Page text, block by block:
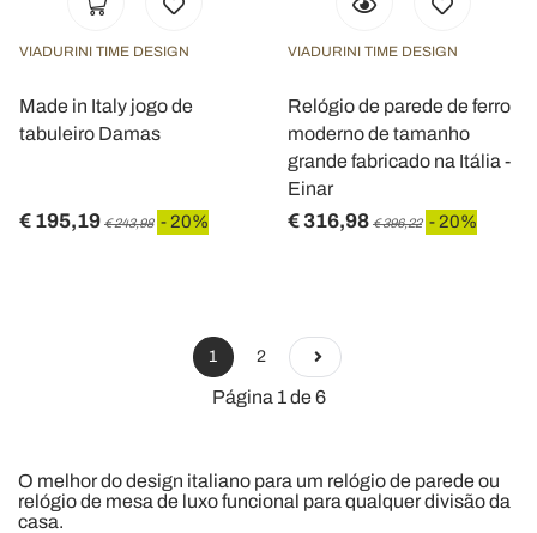
VIADURINI TIME DESIGN
Made in Italy jogo de
tabuleiro Damas
€ 195,19 € 243,98 - 20%
VIADURINI TIME DESIGN
Relógio de parede de ferro
moderno de tamanho
grande fabricado na Itália -
Einar
€ 316,98 € 396,22 - 20%
1 2
Página 1 de 6
O melhor do design italiano para um relógio de parede ou
relógio de mesa de luxo funcional para qualquer divisão da
casa.